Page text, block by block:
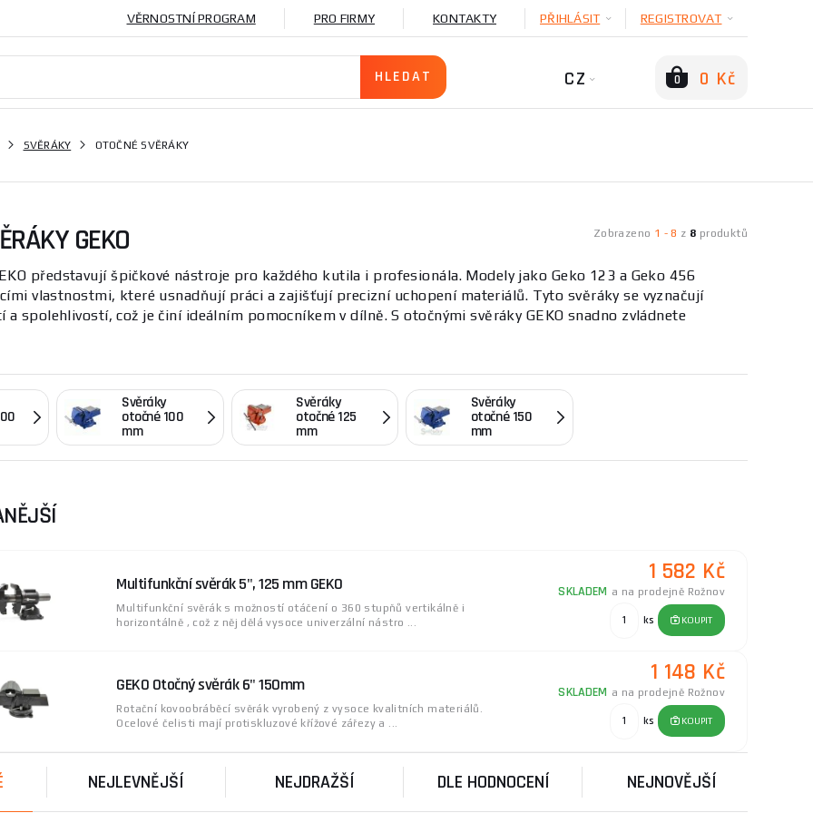
VĚRNOSTNÍ PROGRAM PRO FIRMY KONTAKTY PŘIHLÁSIT REGISTROVAT
CZ 0 0 Kč
SVĚRÁKY OTOČNÉ SVĚRÁKY
Zobrazeno 1 -8 z 8 produktů
GEKO
představují špičkové nástroje pro každého kutila i profesionála. Modely jako Geko 123 a Geko 456
vlastnostmi, které usnadňují práci a zajišťují precizní uchopení materiálů. Tyto svěráky se vyznačují
a spolehlivostí, což je činí ideálním pomocníkem v dílně. S otočnými svěráky GEKO snadno zvládnete
se jedná o řezání, opravy nebo montáže.
nezbytným vybavením pro každého, kdo potřebuje pevně a stabilně uchopit různé materiály. Díky své
parametrům, jako je robustní rám a snadná manipulace, umožňují efektivní práci v různých oborech.
ideální pro použití v truhlářství, kovovýrobě nebo domácích projektech. Prozkoumejte naši širokou nabídku
a najděte ten pravý pro vaše potřeby.
zkušeností na trhu se GEKO etablovalo jako důvěryhodná značka mezi profesionály i hobby kutily. Jejich
a funkčnosti je základem jejich úspěchu.
poradit s výběrem nebo máte dotazy ohledně použití otočných svěráků, neváhejte navštívit našiporadnu
Svěráky
otočné 100
mm
Svěráky
otočné 125
mm
Svěráky
otočné 150
mm
Multifunkční svěrák 5", 125 mm GEKO
Multifunkční svěrák s možností otáčení o 360 stupňů vertikálně i
horizontálně , což z něj dělá vysoce univerzální nástro ...
1 582 Kč
SKLADEM a na prodejně Rožnov
ks KOUPIT
GEKO Otočný svěrák 6" 150mm
Rotační kovoobráběcí svěrák vyrobený z vysoce kvalitních materiálů.
Ocelové čelisti mají protiskluzové křížové zářezy a ...
1 148 Kč
SKLADEM a na prodejně Rožnov
ks KOUPIT
NEJLEVNĚJŠÍ NEJDRAŽŠÍ DLE HODNOCENÍ NEJNOVĚJŠÍ